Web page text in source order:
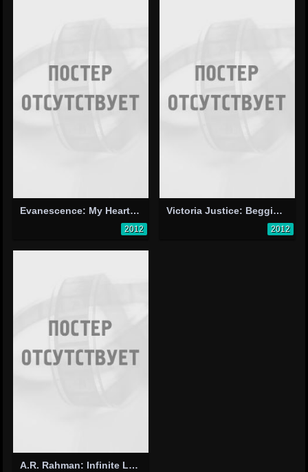
Evanescence: My Heart Is Broken
2012
Victoria Justice: Beggin' on Your Knees
2012
A.R. Rahman: Infinite Love